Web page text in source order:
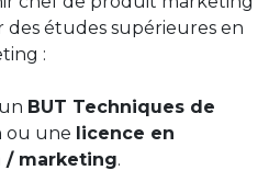
des études supérieures en
:
BUT Techniques de
ou une licence en
/ marketing.